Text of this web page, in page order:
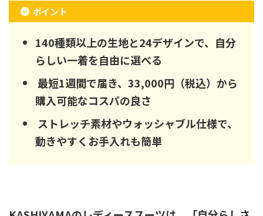
ポイント
140種類以上の生地と24デザインで、自分
らしい一着を自由に選べる
最短1週間で届き、33,000円（税込）から
購入可能なコスパの良さ
ストレッチ素材やウォッシャブル仕様で、
動きやすくお手入れも簡単